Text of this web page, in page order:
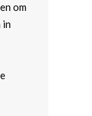
om
in
energie, voedsel
en Ruimtelijke
Haaglanden